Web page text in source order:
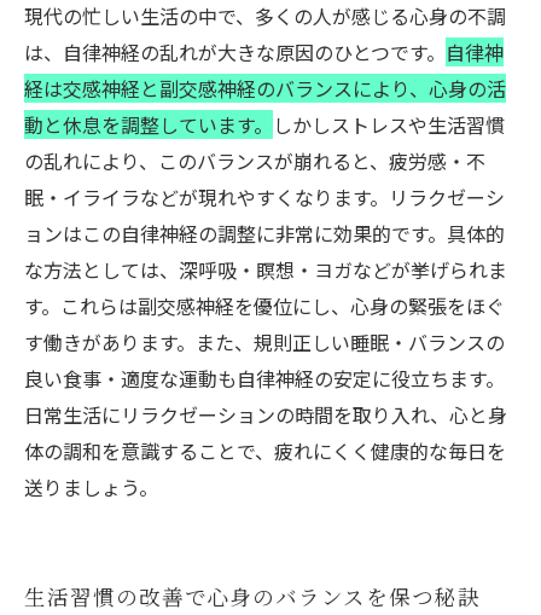
現代の忙しい生活の中で、多くの人が感じる心身の不調
は、自律神経の乱れが大きな原因のひとつです。 自律神
経は交感神経と副交感神経のバランスにより、心身の活
動と休息を調整しています。 しかしストレスや生活習慣
の乱れにより、このバランスが崩れると、疲労感・不
眠・イライラなどが現れやすくなります。リラクゼーシ
ョンはこの自律神経の調整に非常に効果的です。具体的
な方法としては、深呼吸・瞑想・ヨガなどが挙げられま
す。これらは副交感神経を優位にし、心身の緊張をほぐ
す働きがあります。また、規則正しい睡眠・バランスの
良い食事・適度な運動も自律神経の安定に役立ちます。
日常生活にリラクゼーションの時間を取り入れ、心と身
体の調和を意識することで、疲れにくく健康的な毎日を
送りましょう。
生活習慣の改善で心身のバランスを保つ秘訣